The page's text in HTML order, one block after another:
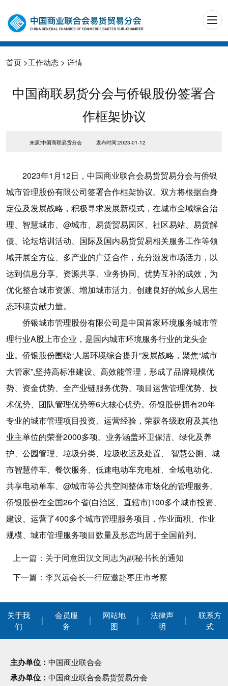
首页 >工作动态 > 详情
中国商联易货分会与侨银股份签署合
作框架协议
来源:中国商联易货分会 发布时间:2023-01-12
2023年1月12日，中国商业联合会易货贸易分会与侨银
城市管理股份有限公司签署合作框架协议。双方将根据自身
定位及发展战略，积极寻求发展新模式，在城市全域综合治
理、智慧城市、@城市、易货贸易园区、社区易站、易货解
债、论坛培训活动、国际及国内易货贸易相关服务工作等领
域开展全方位、多产业的广泛合作，充分激发市场活力，以
达到信息分享、资源共享、业务协同、优势互补的成效，为
优化整合城市资源、增加城市活力、创建良好的城乡人居生
态环境贡献力量。
侨银城市管理股份有限公司是中国首家环境服务城市管
理行业A股上市企业，是国内城市环境服务行业的龙头企
业。侨银股份围绕“人居环境综合提升”发展战略，聚焦“城市
大管家”,坚持高标准建设、高效能管理，形成了品牌规模优
势、资金优势、全产业链服务优势、项目运营管理优势、技
术优势、团队管理优势等6大核心优势。侨银股份拥有20年
专业的城市管理项目投资、运营经验，荣获各级政府及其他
业主单位的荣誉2000多项。业务涵盖环卫保洁、绿化及养
护、公园管理、垃圾分类、垃圾收运及处置、 智慧公厕、城
市智慧停车、餐饮服务、低速电动车充电桩、全域电动化、
共享电动单车、@城市等公共空间整体市场化的管理服务。
侨银股份在全国26个省(自治区、直辖市)100多个城市投资、
建设、运营了400多个城市管理服务项目，作业面积、作业
规模、城市管理服务项目数量及形态均居于全国前列。
上一篇：关于同意田汉文同志为副秘书长的通知
下一篇：李兴远会长一行应邀赴枣庄市考察
关于我
们
会员服
务
网站地
图
法律声
明
联系方
式
主办单位： 中国商业联合会
承办单位： 中国商业联合会易货贸易分会